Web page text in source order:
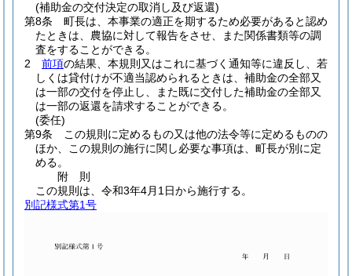
(補助金の交付決定の取消し及び返還)
第8条
町長は、本事業の適正を期するため必要があると認め
たときは、農協に対して報告をさせ、また関係書類等の調
査をすることができる。
2
前項の結果、本規則又はこれに基づく通知等に違反し、若
しくは貸付けが不適当認められるときは、補助金の全部又
は一部の交付を停止し、また既に交付した補助金の全部又
は一部の返還を請求することができる。
(委任)
第9条
この規則に定めるもの又は他の法令等に定めるものの
ほか、この規則の施行に関し必要な事項は、町長が別に定
める。
附 則
この規則は、令和3年4月1日から施行する。
別記様式第1号